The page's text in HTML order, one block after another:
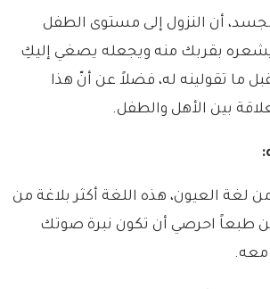
أن النزول إلى مستوى الطفل
يشعره بقربك منه ويجعله يصغي إليكِ
ما تقولينه له، فضلاً عن أنّ هذا
بين الأهل والطفل.
لغة العيون، هذه اللغة أكثر بلاغة من
طبعاً احرصي أن تكون نبرة صوتك
معه.